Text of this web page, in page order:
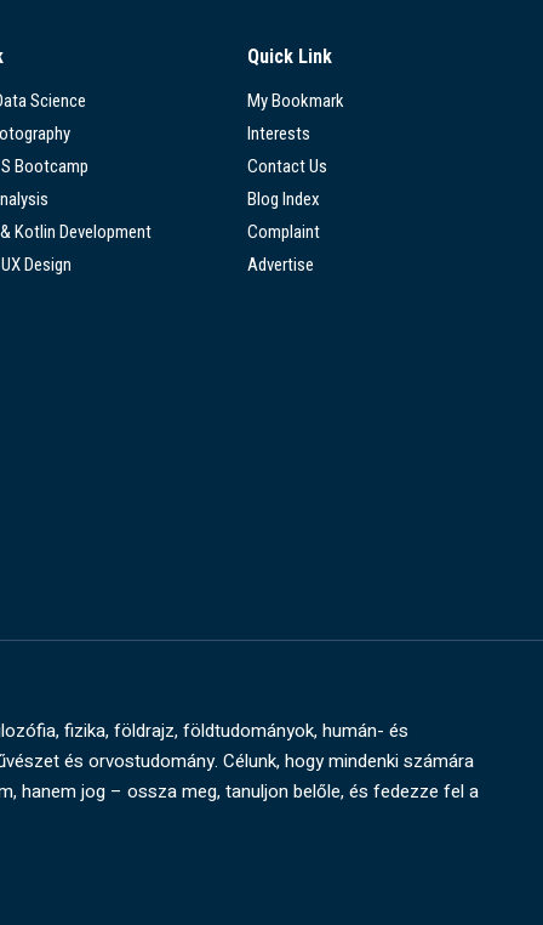
Science
Bootcamp
Kotlin Development
Design
Quick Link
My Bookmark
Interests
Contact Us
Blog Index
Complaint
Advertise
fizika, földrajz, földtudományok, humán- és
és orvostudomány. Célunk, hogy mindenki számára
hanem jog – ossza meg, tanuljon belőle, és fedezze fel a